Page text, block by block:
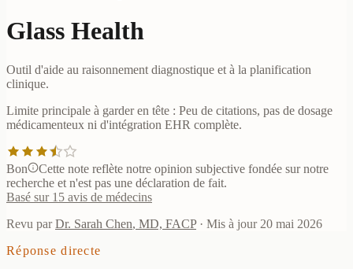
Glass Health
Outil d'aide au raisonnement diagnostique et à la planification
clinique.
Limite principale à garder en tête : Peu de citations, pas de dosage
médicamenteux ni d'intégration EHR complète.
Bon
Cette note reflète notre opinion subjective fondée sur notre
recherche et n'est pas une déclaration de fait.
Basé sur 15 avis de médecins
Revu par Dr. Sarah Chen, MD, FACP · Mis à jour 20 mai 2026
Réponse directe